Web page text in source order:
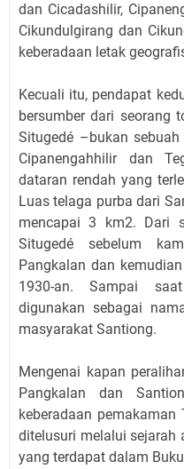
dan Cicadashilir,
Cikundulgirang dan
keberadaan letak
Kecuali itu, pendapat
bersumber dari seorang
Situgedé –bukan
Cipanengahhilir dan
dataran rendah yang
Luas telaga purba dari
mencapai 3 km2. Dari
Situgedé sebelum
Pangkalan dan
1930-an. Sampai
digunakan sebagai
masyarakat Santiong.
Mengenai kapan
Pangkalan dan
keberadaan
ditelusuri melalui sejarah
yang terdapat dalam